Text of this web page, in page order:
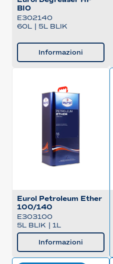
BIO
E302140
60L | 5L BLIK
Informazioni
Eurol Petroleum Ether
100/140
E303100
5L BLIK | 1L
Informazioni